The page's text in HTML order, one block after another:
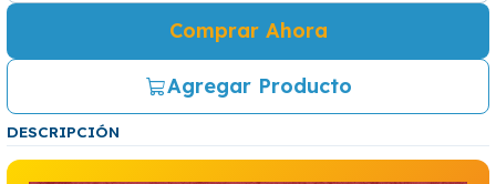
Agregar Producto
Comprar Ahora
DESCRIPCIÓN